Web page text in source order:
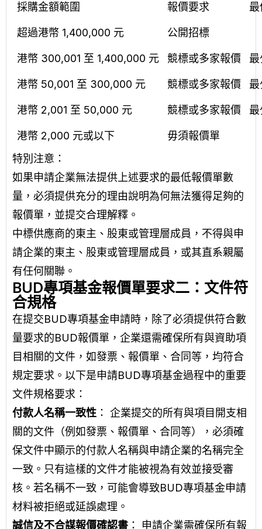
採購金額範圍
報價要求
超過港幣 1,400,000 元 公開招標
港幣 300,001 至 1,400,000 元 競標或多家報價
港幣 50,001 至 300,000 元 競標或多家報價
港幣 2,001 至 50,000 元 競標或多家報價
港幣 2,000 元或以下
毋須報價單
特別注意：
如果申請企業無法提供上述要求的最低報價單數
量，必須提供充分的理由說明為何無法獲得足夠的
報價單，並提交合理解釋。
中標供應商的東主、股東或管理層成員，不得與申
請企業的東主、股東或管理層成員，或其直系親屬
有任何關聯。
BUD專項基金報價單要求二：文件符
合規格
在提交BUD專項基金申請時，除了必須提供符合數
量要求的BUD報價單，企業還需確保所有與資助項
目相關的文件，如發票、報價單、合同等，均符合
規定要求。以下是申請BUD專項基金過程中的重要
文件規格要求：
付款人名稱一致性 ： 企業提交的所有與項目開支相
關的文件（例如發票、報價單、合同等），必須確
保文件中顯示的付款人名稱與申請企業的名稱完全
一致。只有這樣的文件才能被視為有效並接受審
核。若名稱不一致，可能會導致BUD專項基金申請
材料被拒絕或延誤處理。
誠信及不合謀報價確認書 ： 申請企業需確保所有報